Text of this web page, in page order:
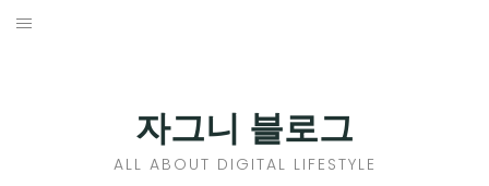
Skip
자그니 블로그
ALL ABOUT DIGITAL LIFESTYLE